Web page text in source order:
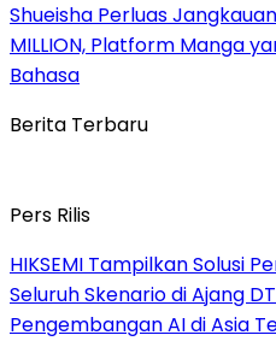
Shueisha Perluas
MILLION, Platform Manga
Bahasa
Berita Terbaru
Pers Rilis
HIKSEMI Tampilkan Solusi
Seluruh Skenario di Ajang
Pengembangan AI di Asia